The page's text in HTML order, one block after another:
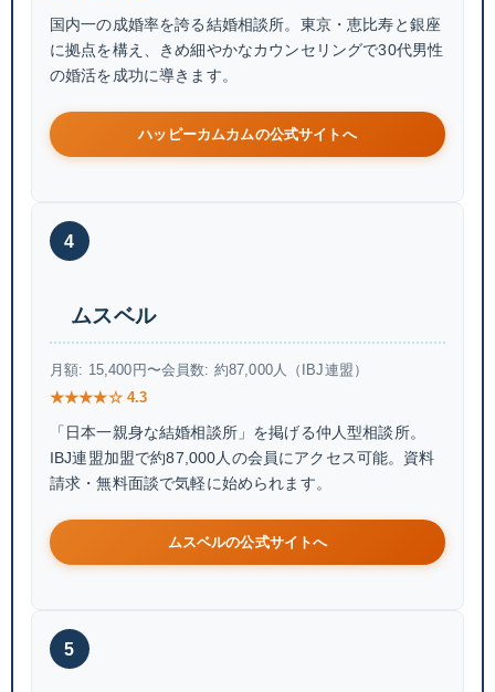
国内一の成婚率を誇る結婚相談所。東京・恵比寿と銀座
に拠点を構え、きめ細やかなカウンセリングで30代男性
の婚活を成功に導きます。
ハッピーカムカムの公式サイトへ
4
ムスベル
月額: 15,400円〜会員数: 約87,000人（IBJ連盟）
★★★★☆ 4.3
「日本一親身な結婚相談所」を掲げる仲人型相談所。
IBJ連盟加盟で約87,000人の会員にアクセス可能。資料
請求・無料面談で気軽に始められます。
ムスベルの公式サイトへ
5